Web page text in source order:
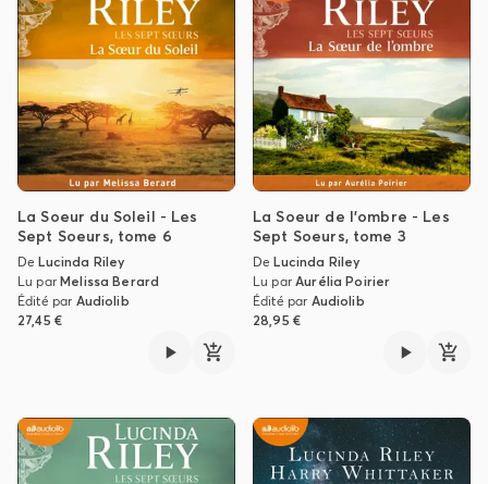
La Soeur du Soleil - Les
Sept Soeurs, tome 6
DeLucinda Riley
Lu parMelissa Berard
Édité par Audiolib
27,45 €
La Soeur de l'ombre - Les
Sept Soeurs, tome 3
DeLucinda Riley
Lu parAurélia Poirier
Édité par Audiolib
28,95 €